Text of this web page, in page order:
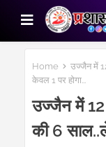
Home
उज्जैन में
केवल 1 पर होगा...
उज्जैन में
की 6